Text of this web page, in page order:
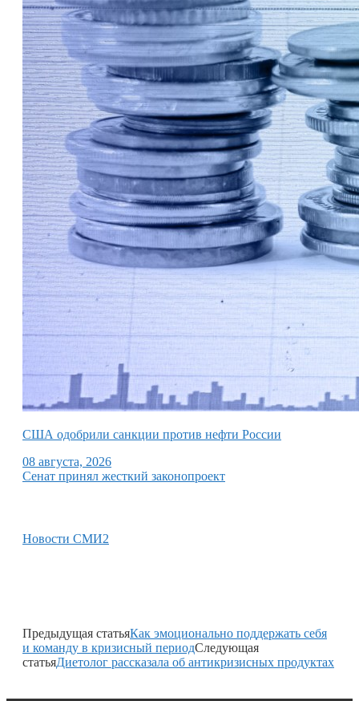
США одобрили санкции против нефти России
08 августа, 2026
Сенат принял жесткий законопроект
Новости СМИ2
Предыдущая статьяКак эмоционально поддержать себя
и команду в кризисный периодСледующая
статьяДиетолог рассказала об антикризисных продуктах